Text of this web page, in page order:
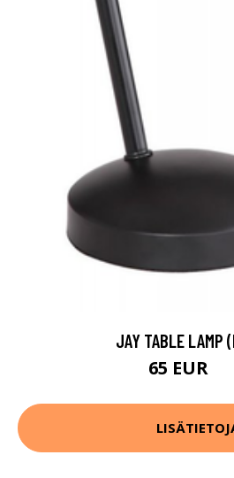
JAY TABLE LAMP
65 EUR